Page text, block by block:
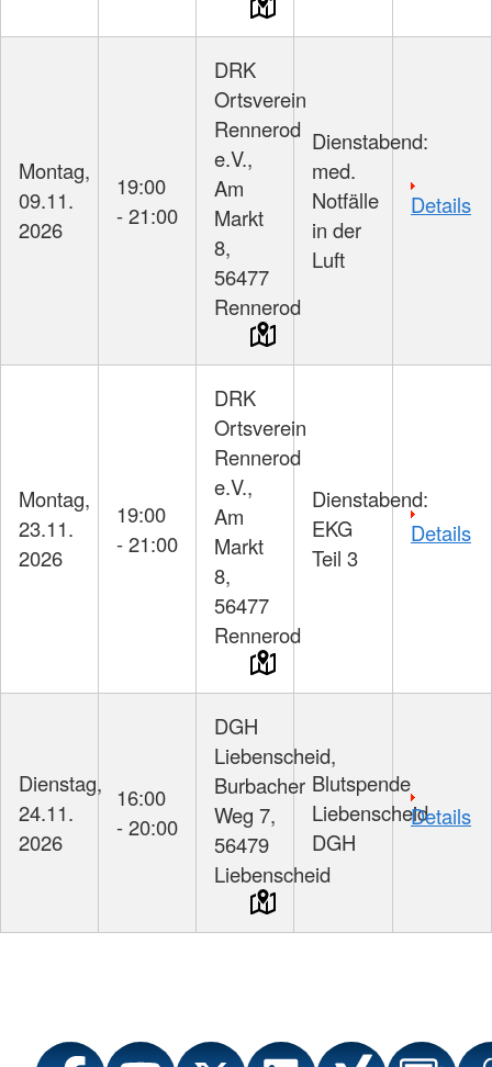
Montag,
09.11.
2026
19:00
- 21:00
DRK
Ortsverein
Rennerod
e.V.,
Am
Markt
8,
56477
Rennerod
Dienstabend:
med.
Notfälle
in der
Luft
Details
Montag,
23.11.
2026
19:00
- 21:00
DRK
Ortsverein
Rennerod
e.V.,
Am
Markt
8,
56477
Rennerod
Dienstabend:
EKG
Teil 3
Details
Dienstag,
24.11.
2026
16:00
- 20:00
DGH
Liebenscheid,
Burbacher
Weg 7,
56479
Liebenscheid
Blutspende
Liebenscheid
DGH
Details